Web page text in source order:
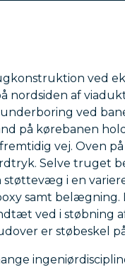
ved
nordsiden af
ved
på kørebanen
vej. Oven
Selve truget
i en
samt belægning.
ved i støbning
er støbeskel